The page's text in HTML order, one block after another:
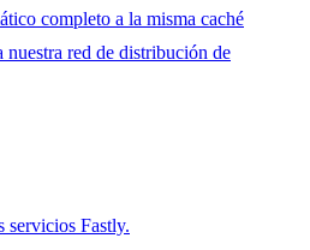
completo a la misma caché
nuestra red de distribución de
servicios Fastly.